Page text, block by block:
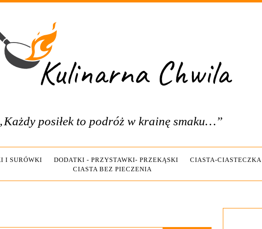
posiłek to podróż w krainę smaku…”
I SURÓWKI DODATKI - PRZYSTAWKI- PRZEKĄSKI CIASTA-CIASTECZKA
CIASTA BEZ PIECZENIA